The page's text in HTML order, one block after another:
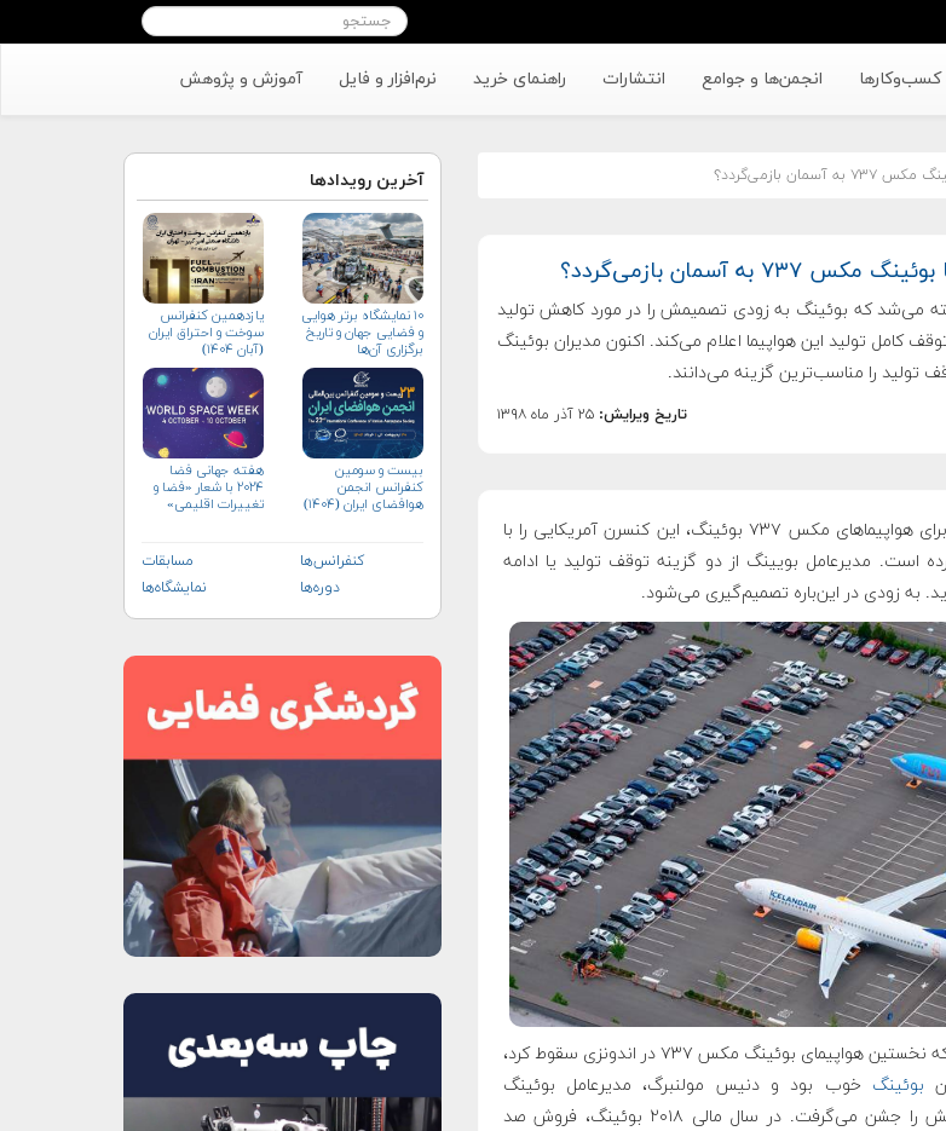
انجمن‌ها و جوامع انتشارات راهنمای خرید نرم‌افزار و فایل آموزش و پژوهش
به آسمان بازمی‌گردد؟
مکس ۷۳۷ به آسمان بازمی‌گردد؟
می‌شد که بوئینگ به زودی تصمیمش را در مورد کاهش تولید
کامل تولید این هواپیما اعلام می‌کند. اکنون مدیران بوئینگ
تولید را مناسب‌ترین گزینه می‌دانند.
تاریخ ویرایش:۲۵ آذر ماه ۱۳۹۸
سقوط و ممنوعیت پرواز برای هواپیماهای مکس ۷۳۷ بوئینگ، این کنسرن آمریکایی را با
است. مدیرعامل بویینگ از دو گزینه توقف تولید یا ادامه
به زودی در این‌باره تصمیم‌گیری می‌شود.
یکسال پیش، حتی زمانی که نخستین هواپیمای بوئینگ مکس ۷۳۷ در اندونزی سقوط کرد،
بوئینگ خوب بود و دنیس مولنبرگ، مدیرعامل بوئینگ
موفقیت‌های بزرگ کنسرنش را جشن می‌گرفت. در سال مالی ۲۰۱۸ بوئینگ، فروش صد
آخرین رویدادها
۱۰ نمایشگاه برتر هوایی
و فضایی جهان و تاریخ
برگزاری آن‌ها
یازدهمین کنفرانس
سوخت و احتراق ایران
(آبان‌ ۱۴۰۴)
بیست و سومین
کنفرانس انجمن
هوافضای ايران (۱۴۰۴)
هفته جهانی فضا
۲۰۲۴ با شعار «فضا و
تغییرات اقلیمی»
کنفرانس‌ها
مسابقات
دوره‌ها
نمایشگاه‌ها